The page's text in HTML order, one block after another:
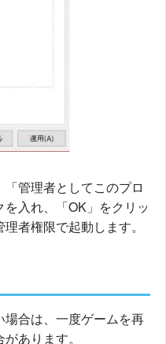
「管理者としてこのプロ
入れ、「OK」をクリッ
者権限で起動します。
場合は、一度ゲームを再
あります。